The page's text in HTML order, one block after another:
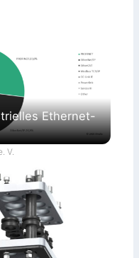
Ethernet-
V.